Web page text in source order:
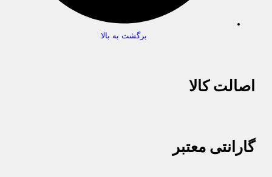
برگشت به بالا
اصالت کالا
گارانتی معتبر